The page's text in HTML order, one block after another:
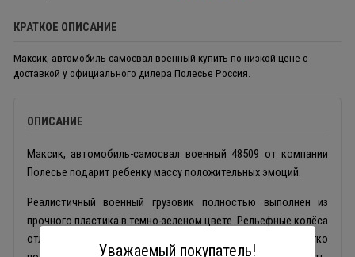
КРАТКОЕ ОПИСАНИЕ
Максик, автомобиль-самосвал военный купить по низкой цене с
доставкой у официального дилера Полесье Россия.
ОПИСАНИЕ
Максик, автомобиль-самосвал военный 48509 от компании
Полесье подарит ребенку массу положительных эмоций.
Реалистичный военный грузовик полностью выполнен из
прочного пластика в темно-зеленом цвете. Рельефные колёса
отлично крутятся, а кузов карьерного типа легко
Уважаемый покупатель!